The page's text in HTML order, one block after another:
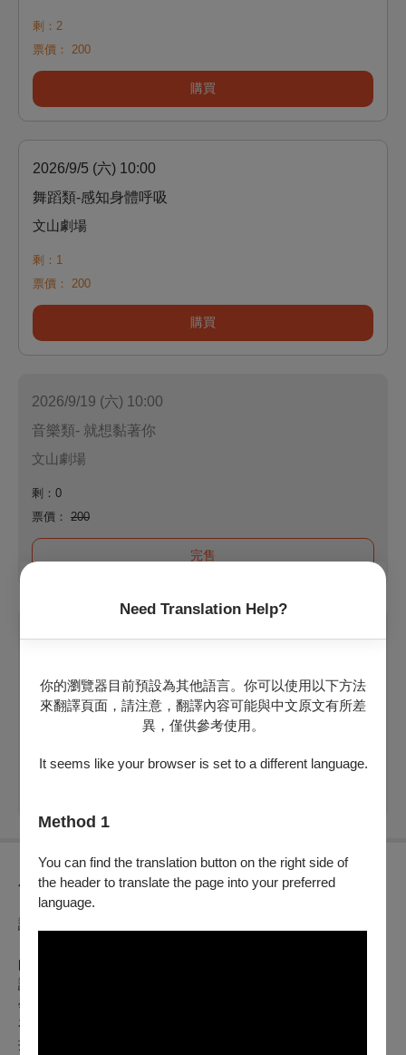
Need Translation Help?
你的瀏覽器目前預設為其他語言。你可以使用以下方法
來翻譯頁面，請注意，翻譯內容可能與中文原文有所差
異，僅供參考使用。
It seems like your browser is set to a different language.
Method 1
You can find the translation button on the right side of
the header to translate the page into your preferred
language.
剩：2
票價：
200
購買
2026/9/5 (六) 10:00
舞蹈類-感知身體呼吸
文山劇場
剩：1
票價：
200
購買
2026/9/19 (六) 10:00
音樂類- 就想黏著你
文山劇場
剩：0
票價：
200
完售
文山劇場
節目介紹
課程名稱：音樂類- 捲毛熊的好朋友
師資：呂治民、劉爵銘
課程說明：透過音樂與故事，引導親子一同感受情緒的變化、
學習節奏表現與合作。
在捲毛熊的帶領下，大人與孩子將一起用聲音、肢體與想像力
探索「快樂、難過、生氣、害怕」